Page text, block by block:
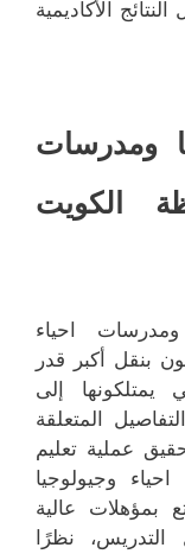
الأكاديمية
ومدرسات
الكويت
احياء
بنقل أكبر قدر
إلى
المتعلقة
عملية تعليم
وجيولوجيا
بمؤهلات عالية
نظرًا